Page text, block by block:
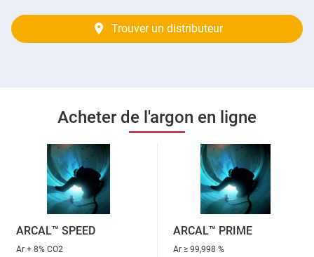
Trouver un distributeur
Acheter de l'argon en ligne
ARCAL™ SPEED
Ar + 8% CO2
ARCAL™ PRIME
Ar ≥ 99,998 %